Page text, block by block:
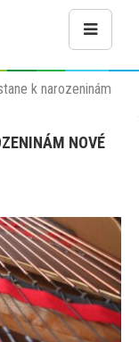
k narozeninám
NOVÉ